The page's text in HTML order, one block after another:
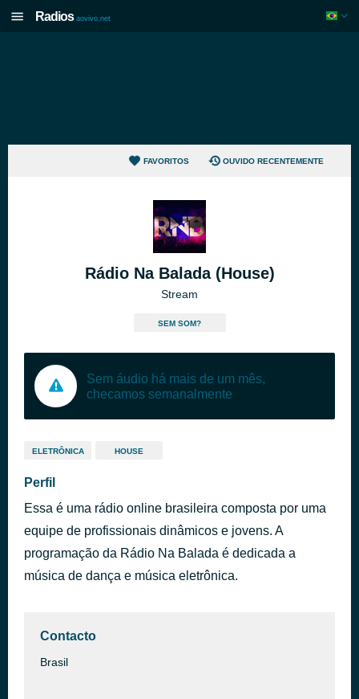
Radios aovivo.net
FAVORITOS OUVIDO RECENTEMENTE
Rádio Na Balada (House)
Stream
SEM SOM?
Sem áudio há mais de um mês,
checamos semanalmente
ELETRÔNICA HOUSE
Perfil
Essa é uma rádio online brasileira composta por uma
equipe de profissionais dinâmicos e jovens. A
programação da Rádio Na Balada é dedicada a
música de dança e música eletrônica.
Contacto
Brasil